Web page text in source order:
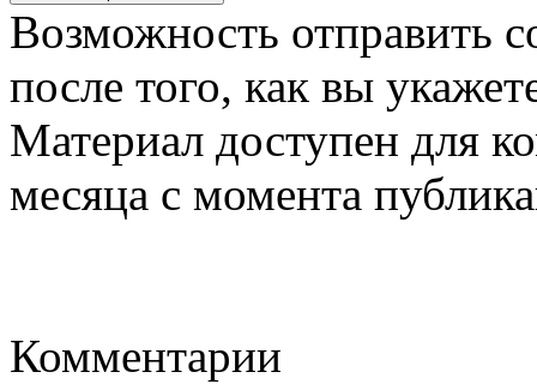
Возможность отправить
после того, как вы
Материал доступен для
месяца с момента
Комментарии